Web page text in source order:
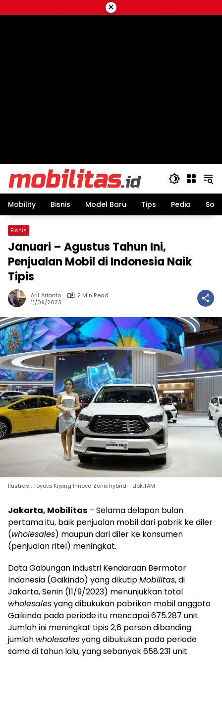
to
×
Mobility Bisnis Model Baru Tips Pedia
Bisnis
Januari – Agustus Tahun Ini,
Penjualan Mobil di Indonesia Naik
Tipis
Arif Arianto
2 Min Read
11/09/2023
Ilustrasi, Toyota Kijang Innova Zenix hybrid - dok.TAM
Jakarta, Mobilitas – Selama delapan bulan
pertama itu, baik penjualan mobil dari pabrik ke diler
(wholesales) maupun dari diler ke konsumen
(penjualan ritel) meningkat.
Data Gabungan Industri Kendaraan Bermotor
Indonesia (Gaikindo) yang dikutipMobilitas, di
Jakarta, Senin (11/9/2023) menunjukkan total
wholesalesyang dibukukan pabrikan mobil anggota
Gaikindo pada periode itu mencapai 675.287 unit.
Jumlah ini meningkat tipis 2,6 persen dibanding
jumlah wholesalesyang dibukukan pada periode
sama di tahun lalu, yang sebanyak 658.231 unit.